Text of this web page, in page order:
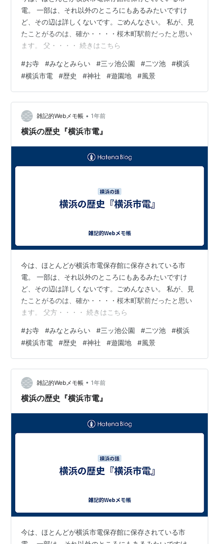
電。 一部は、それ以外のところにもあるみたいですけ
ど、その辺は詳しくないです。ごめんなさい。 私が、見
たことがるのは、確か・・・・桜木町駅前だったと思い
ます。 父・・・・ 続きはこちら
#お寺 #みなとみらい #三ッ池公園 #二ツ池 #横浜
#横浜市電 #歴史 #神社 #遊園地 #風景
雑記的Webメモ帳 • 1年前
横浜の歴史『横浜市電』
今は、ほとんどが横浜市電保存館に保存されている市
電。 一部は、それ以外のところにもあるみたいですけ
ど、その辺は詳しくないです。ごめんなさい。 私が、見
たことがるのは、確か・・・・桜木町駅前だったと思い
ます。 父方・・・・ 続きはこちら
#お寺 #みなとみらい #三ッ池公園 #二ツ池 #横浜
#横浜市電 #歴史 #神社 #遊園地 #風景
雑記的Webメモ帳 • 1年前
横浜の歴史『横浜市電』
今は、ほとんどが横浜市電保存館に保存されている市